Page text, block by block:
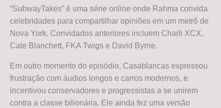
“SubwayTakes” é uma série online onde Rahma convida
celebridades para compartilhar opiniões em um metrô de
Nova York. Convidados anteriores incluem Charli XCX,
Cate Blanchett, FKA Twigs e David Byrne.
Em outro momento do episódio, Casablancas expressou
frustração com áudios longos e carros modernos, e
incentivou conservadores e progressistas a se unirem
contra a classe bilionária. Ele ainda fez uma versão